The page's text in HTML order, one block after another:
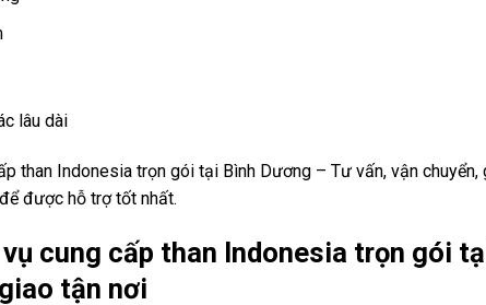
lâu dài
than Indonesia trọn gói tại Bình Dương – Tư vấn, vận chuyển,
được hỗ trợ tốt nhất.
cung cấp than Indonesia trọn gói
tận nơi